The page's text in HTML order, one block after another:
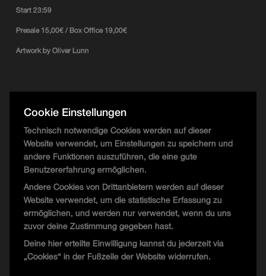
Start 23:59
Presale 15,00€ / Box Office 19,00€
Artwork by Oliver Lunn
Anna Konda b2b Ramón Zappa
mojo
Slin
UFO Floor
supafrisch b2b Greyscale
Cookie Einstellungen
Technisch notwendige Cookies werden auf dieser
Website verwendet, um Einstellungen zu speichern und
andere Funktionen auszuführen, die eine gute
Benutzererfahrung ermöglichen.
Andere Cookies von Drittanbietern werden auf dieser
Website verwendet, um die statistische Erfassung zu
ermöglichen, und werden nur verwendet, wenn du uns
zuvor deine Zustimmung gegeben hast.
Deine hier erteilte Einwilligung kannst du jederzeit via
„Cookies“ in der Fußzeile der Website widerrufen.